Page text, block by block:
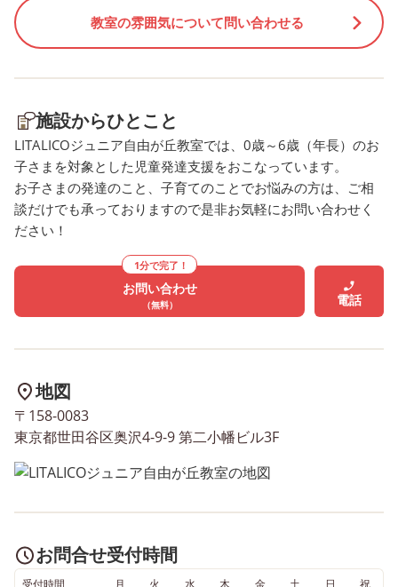
と、 お風呂に入る、決まっ
た時間に眠るなどの日常生活
を営む上での生活スキルもテ
ーマとして実施することがあ
園や学校で起こりうる困った
場面をもとに、クイズやロー
ルプレイなどで解決方法を確
認しています。 「〜〜してる
とき、この子が"いやだ”って
なってるのはどうしてか
な？」「どんな気持ちになっ
ているかな？」といったコミ
ュニケーションをとっていま
す💡 また、遊びの中や集団
生活の中でのルールに関して
ニングのプログラム実施後、
実践を通して確認することで
日常生活の場面でも使えるよ
は実際に行ったソーシャルス
インプットをしたものをすぐ
にアウトプットができるよう
様々な気持ちを答える練
させていただきました！
情やや気持ちなど答える
が難しいときは、 「この
気持ちかな？」など選択
出しながら気持ちや表情
ンプットをさせていただ
とがあります！ はじめ
導員・お友だちなど、徐
実際の場面でも読み取る
ができるように練習をし
きます！ 次回の更新も
室では、 2026年度のご
現在も体験授業を開始し
味のある方は、お気軽に
教室の雰囲気について問い合わせる
施設からひとこと
LITALICOジュニア自由が丘教室では、0歳～6歳（年長）のお
子さまを対象とした児童発達支援をおこなっています。
お子さまの発達のこと、子育てのことでお悩みの方は、ご相
談だけでも承っておりますので是非お気軽にお問い合わせく
ださい！
1分で完了！
お問い合わせ
（無料） 電話
地図
〒158-0083
東京都世田谷区奥沢4-9-9 第二小幡ビル3F
お問合せ受付時間